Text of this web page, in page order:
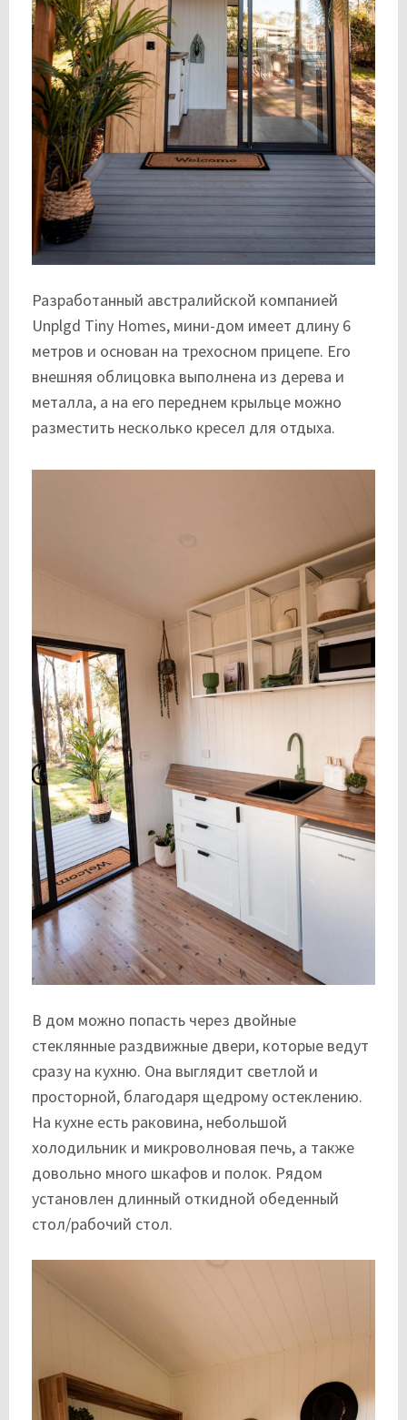
Разработанный австралийской компанией
Unplgd Tiny Homes, мини-дом имеет длину 6
метров и основан на трехосном прицепе. Его
внешняя облицовка выполнена из дерева и
металла, а на его переднем крыльце можно
разместить несколько кресел для отдыха.
В дом можно попасть через двойные
стеклянные раздвижные двери, которые ведут
сразу на кухню. Она выглядит светлой и
просторной, благодаря щедрому остеклению.
На кухне есть раковина, небольшой
холодильник и микроволновая печь, а также
довольно много шкафов и полок. Рядом
установлен длинный откидной обеденный
стол/рабочий стол.